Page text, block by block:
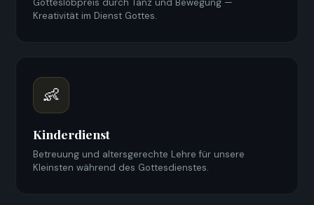
Gotteslobpreis durch Tanz und Bewegung —
Kreativität im Dienst Gottes.
👶
Kinderdienst
Betreuung und altersgerechte Lehre für unsere
Kleinsten während des Gottesdienstes.